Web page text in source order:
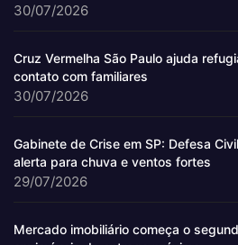
30/07/2026
Cruz Vermelha São Paulo ajuda
contato com familiares
30/07/2026
Gabinete de Crise em SP: Defesa
alerta para chuva e ventos fortes
29/07/2026
Mercado imobiliário começa o